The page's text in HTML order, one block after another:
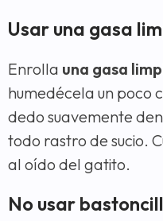
Usar una gasa
Enrolla una gasa
humedécela un poco
dedo suavemente
todo rastro de sucio.
al oído del gatito.
No usar